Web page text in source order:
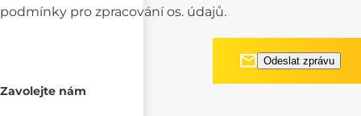
podmínky pro zpracování os. údajů.
Zavolejte nám